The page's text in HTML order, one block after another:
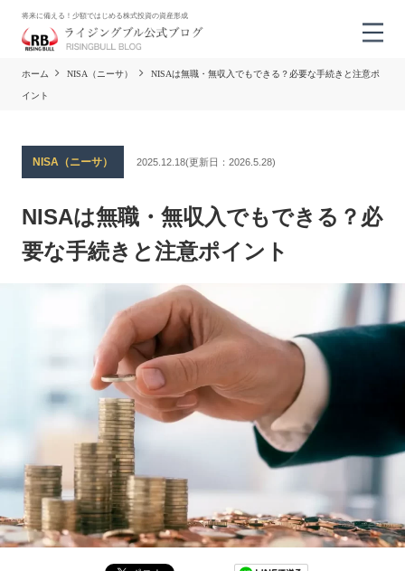
将来に備える！少額ではじめる株式投資の資産形成
ホーム NISA（ニーサ） NISAは無職・無収入でもできる？必要な手続きと注意ポ
イント
NISA（ニーサ） 2025.12.18(更新日： 2026.5.28)
NISAは無職・無収入でもできる？必
要な手続きと注意ポイント